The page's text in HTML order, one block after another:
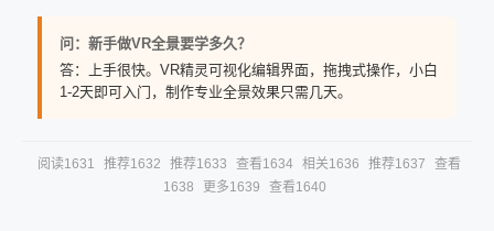
问：新手做VR全景要学多久？
答：上手很快。VR精灵可视化编辑界面，拖拽式操作，小白
1-2天即可入门，制作专业全景效果只需几天。
阅读1631 推荐1632 推荐1633 查看1634 相关1636 推荐1637
查看
1638
更多1639 查看1640